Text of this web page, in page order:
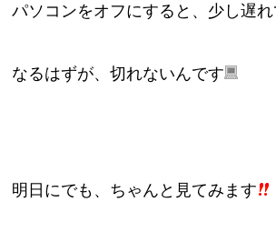
パソコンをオフにすると、少し遅
なるはずが、切れないんです
明日にでも、ちゃんと見てみます